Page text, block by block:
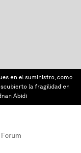
en el suministro, como
la fragilidad en
Abidi